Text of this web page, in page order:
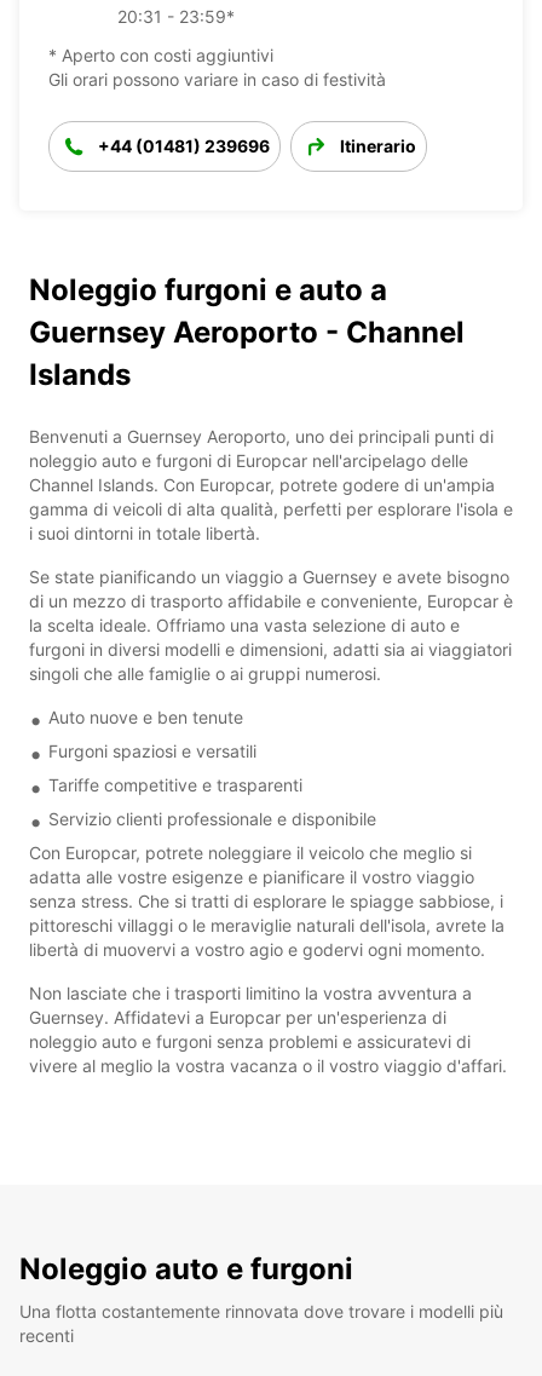
20:31 - 23:59*
* Aperto con costi aggiuntivi
Gli orari possono variare in caso di festività
+44 (01481) 239696 Itinerario
Noleggio furgoni e auto a
Guernsey Aeroporto - Channel
Islands
Benvenuti a Guernsey Aeroporto, uno dei principali punti di
noleggio auto e furgoni di Europcar nell'arcipelago delle
Channel Islands. Con Europcar, potrete godere di un'ampia
gamma di veicoli di alta qualità, perfetti per esplorare l'isola e
i suoi dintorni in totale libertà.
Se state pianificando un viaggio a Guernsey e avete bisogno
di un mezzo di trasporto affidabile e conveniente, Europcar è
la scelta ideale. Offriamo una vasta selezione di auto e
furgoni in diversi modelli e dimensioni, adatti sia ai viaggiatori
singoli che alle famiglie o ai gruppi numerosi.
Auto nuove e ben tenute
Furgoni spaziosi e versatili
Tariffe competitive e trasparenti
Servizio clienti professionale e disponibile
Con Europcar, potrete noleggiare il veicolo che meglio si
adatta alle vostre esigenze e pianificare il vostro viaggio
senza stress. Che si tratti di esplorare le spiagge sabbiose, i
pittoreschi villaggi o le meraviglie naturali dell'isola, avrete la
libertà di muovervi a vostro agio e godervi ogni momento.
Non lasciate che i trasporti limitino la vostra avventura a
Guernsey. Affidatevi a Europcar per un'esperienza di
noleggio auto e furgoni senza problemi e assicuratevi di
vivere al meglio la vostra vacanza o il vostro viaggio d'affari.
Noleggio auto e furgoni
Una flotta costantemente rinnovata dove trovare i modelli più
recenti